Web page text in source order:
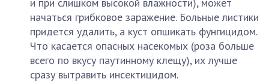
начаться грибковое заражение. Больные листики
придется удалить, а куст опшикать фунгицидом.
Что касается опасных насекомых (роза больше
всего по вкусу паутинному клещу), их лучше
сразу вытравить инсектицидом.